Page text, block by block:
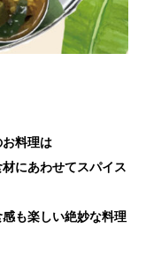
料理は
にあわせてスパイス
も楽しい絶妙な料理